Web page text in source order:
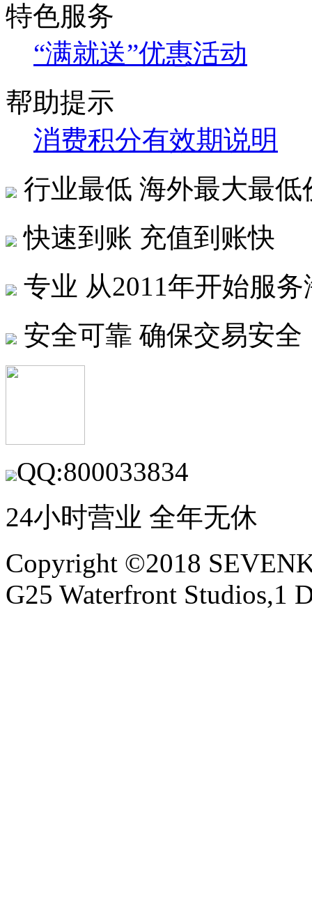
特色服务
“满就送”优惠活动
帮助提示
消费积分有效期说明
行业最低 海外最大最低
快速到账 充值到账快
专业 从2011年开始服
安全可靠 确保交易安全
QQ:800033834
24小时营业 全年无休
Copyright ©2018
G25 Waterfront Studios,1